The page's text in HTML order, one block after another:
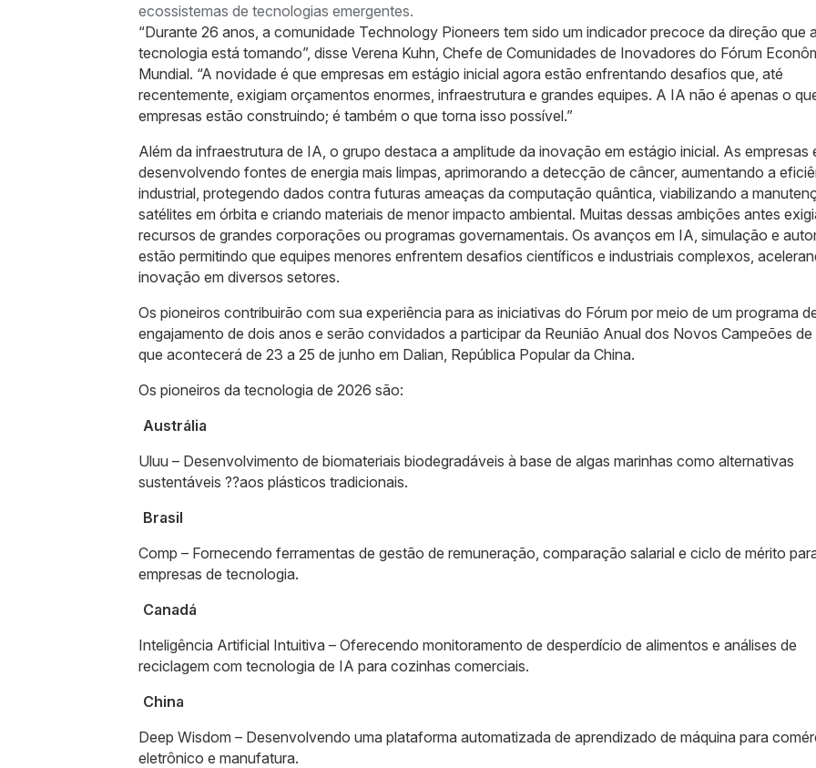
ecossistemas de tecnologias emergentes.
“Durante 26 anos, a comunidade Technology Pioneers tem sido um indicador precoce da direção que a
tecnologia está tomando”, disse Verena Kuhn, Chefe de Comunidades de Inovadores do Fórum
Mundial. “A novidade é que empresas em estágio inicial agora estão enfrentando desafios que, até
recentemente, exigiam orçamentos enormes, infraestrutura e grandes equipes. A IA não é apenas o
empresas estão construindo; é também o que torna isso possível.”
Além da infraestrutura de IA, o grupo destaca a amplitude da inovação em estágio inicial. As empresas
desenvolvendo fontes de energia mais limpas, aprimorando a detecção de câncer, aumentando a
industrial, protegendo dados contra futuras ameaças da computação quântica, viabilizando a
satélites em órbita e criando materiais de menor impacto ambiental. Muitas dessas ambições antes
recursos de grandes corporações ou programas governamentais. Os avanços em IA, simulação e
estão permitindo que equipes menores enfrentem desafios científicos e industriais complexos,
inovação em diversos setores.
Os pioneiros contribuirão com sua experiência para as iniciativas do Fórum por meio de um programa
engajamento de dois anos e serão convidados a participar da Reunião Anual dos Novos Campeões de
que acontecerá de 23 a 25 de junho em Dalian, República Popular da China.
Os pioneiros da tecnologia de 2026 são:
Austrália
Uluu – Desenvolvimento de biomateriais biodegradáveis à base de algas marinhas como alternativas
sustentáveis ??aos plásticos tradicionais.
Brasil
Comp – Fornecendo ferramentas de gestão de remuneração, comparação salarial e ciclo de mérito
empresas de tecnologia.
Canadá
Inteligência Artificial Intuitiva – Oferecendo monitoramento de desperdício de alimentos e análises de
reciclagem com tecnologia de IA para cozinhas comerciais.
China
Deep Wisdom – Desenvolvendo uma plataforma automatizada de aprendizado de máquina para
eletrônico e manufatura.